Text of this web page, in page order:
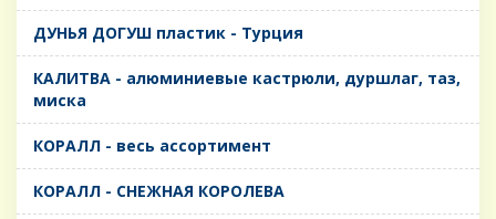
ДУНЬЯ ДОГУШ пластик - Турция
КАЛИТВА - алюминиевые кастрюли, дуршлаг, таз,
миска
КОРАЛЛ - весь ассортимент
КОРАЛЛ - СНЕЖНАЯ КОРОЛЕВА